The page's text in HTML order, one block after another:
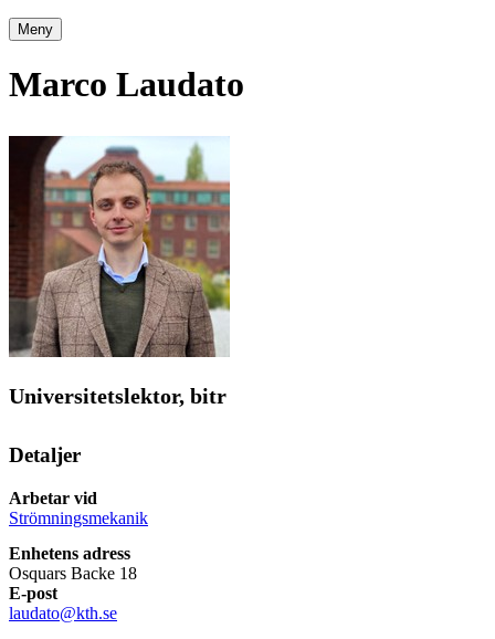
Meny
Marco Laudato
Universitetslektor, bitr
Detaljer
Arbetar vid
Strömningsmekanik
Enhetens adress
Osquars Backe 18
E-post
laudato@kth.se